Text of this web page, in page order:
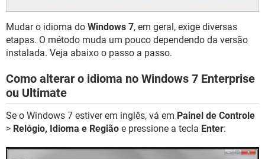
Mudar o idioma do Windows 7, em geral, exige diversas
etapas. O método muda um pouco dependendo da versão
instalada. Veja abaixo o passo a passo.
Como alterar o idioma no Windows 7 Enterprise
ou Ultimate
Se o Windows 7 estiver em inglês, vá em Painel de Controle
> Relógio, Idioma e Região e pressione a tecla Enter: